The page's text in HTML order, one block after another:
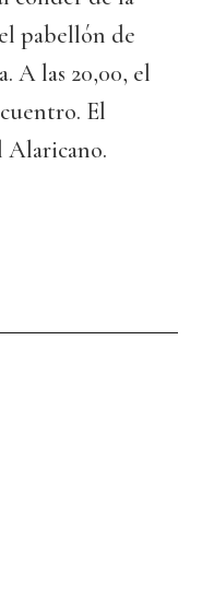
pabellón de
A las 20,00, el
El
Alaricano.